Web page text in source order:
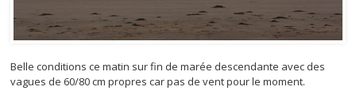
Belle conditions ce matin sur fin de marée descendante avec des
vagues de 60/80 cm propres car pas de vent pour le moment.